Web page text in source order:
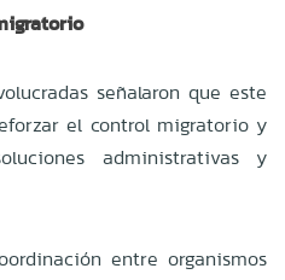
señalaron que este
el control migratorio y
administrativas y
entre organismos